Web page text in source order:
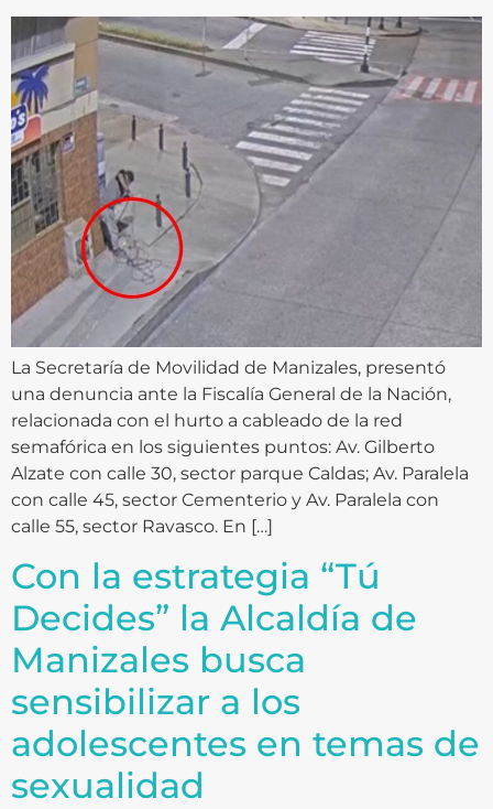
La Secretaría de Movilidad de Manizales, presentó
una denuncia ante la Fiscalía General de la Nación,
relacionada con el hurto a cableado de la red
semafórica en los siguientes puntos: Av. Gilberto
Alzate con calle 30, sector parque Caldas; Av. Paralela
con calle 45, sector Cementerio y Av. Paralela con
calle 55, sector Ravasco. En […]
Con la estrategia “Tú
Decides” la Alcaldía de
Manizales busca
sensibilizar a los
adolescentes en temas de
sexualidad